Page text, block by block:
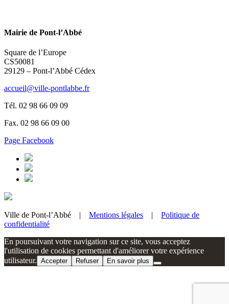
Mairie de Pont-l’Abbé
Square de l’Europe
CS50081
29129 – Pont-l’Abbé Cédex
accueil@ville-pontlabbe.fr
Tél. 02 98 66 09 09
Fax. 02 98 66 09 00
Page Facebook
Ville de Pont-l’Abbé | Mentions légales | Politique de
confidentialité
En poursuivant votre navigation sur ce site, vous acceptez
l'utilisation de cookies permettant d'améliorer votre expérience
utilisateur. Accepter Refuser En savoir plus